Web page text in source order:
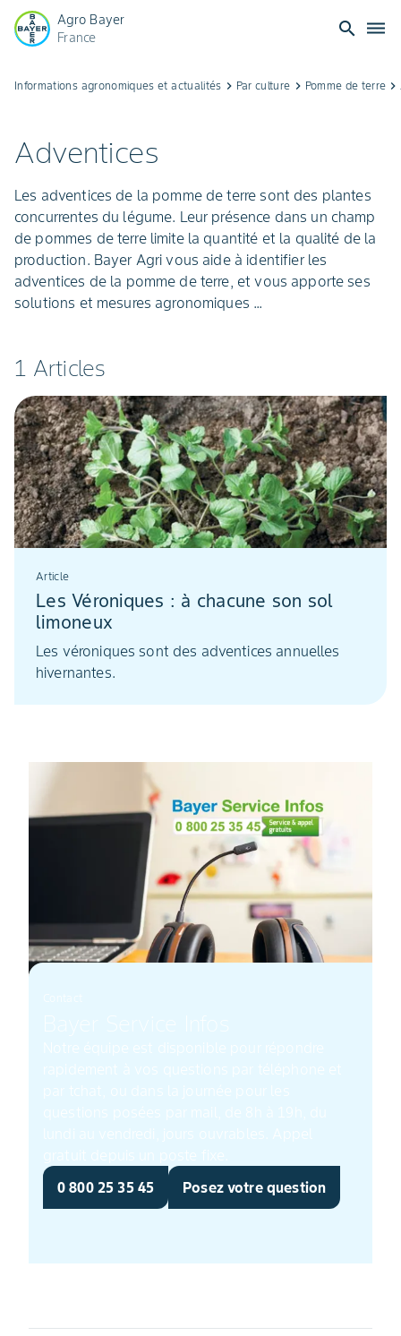
Agro Bayer
France
search dehaze
Pommes
terre
contrôle
des
Informations agronomiques et actualités keyboard_arrow_right Par culture keyboard_arrow_right Pomme de terre keyboard_arrow_right
Adventices
Les adventices de la pomme de terre sont des plantes
concurrentes du légume. Leur présence dans un champ
de pommes de terre limite la quantité et la qualité de la
production. Bayer Agri vous aide à identifier les
adventices de la pomme de terre, et vous apporte ses
solutions et mesures agronomiques ...
1 Articles
Article
Les Véroniques : à chacune son sol
limoneux
Les véroniques sont des adventices annuelles
hivernantes.
Bayer Service Infos
Notre équipe est disponible pour répondre
rapidement à vos questions par téléphone et
par tchat, ou dans la journée pour les
questions posées par mail, de 8h à 19h, du
lundi au vendredi, jours ouvrables. Appel
gratuit depuis un poste fixe.
0 800 25 35 45
Posez votre question